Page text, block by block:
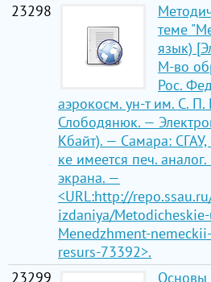
23298
теме
язык)
М-во
Рос.
аэрокосм. ун-т им. С. П.
Слободянюк. —
Кбайт). — Самара:
ке имеется печ. аналог.
экрана. —
<URL:http://
izdaniya/
Menedzhment-
resurs-73392>.
23299
Основы